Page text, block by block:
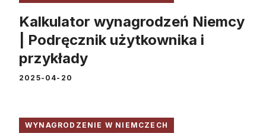
Kalkulator wynagrodzeń Niemcy
| Podręcznik użytkownika i
przykłady
2025-04-20
WYNAGRODZENIE W NIEMCZECH